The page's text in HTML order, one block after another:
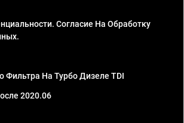
Согласие На Обработку
Фильтра На Турбо Дизеле TDI
2020.06